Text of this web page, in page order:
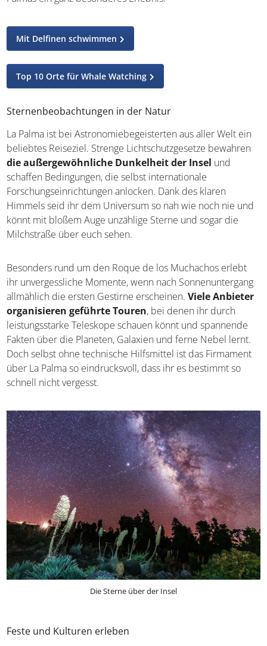
Mit Delfinen schwimmen
Top 10 Orte für Whale Watching
Sternenbeobachtungen in der Natur
La Palma ist bei Astronomiebegeisterten aus aller Welt ein
beliebtes Reiseziel. Strenge Lichtschutzgesetze bewahren
die außergewöhnliche Dunkelheit der Insel und
schaffen Bedingungen, die selbst internationale
Forschungseinrichtungen anlocken. Dank des klaren
Himmels seid ihr dem Universum so nah wie noch nie und
könnt mit bloßem Auge unzählige Sterne und sogar die
Milchstraße über euch sehen.
Besonders rund um den Roque de los Muchachos erlebt
ihr unvergessliche Momente, wenn nach Sonnenuntergang
allmählich die ersten Gestirne erscheinen.Viele Anbieter
organisieren geführte Touren, bei denen ihr durch
leistungsstarke Teleskope schauen könnt und spannende
Fakten über die Planeten, Galaxien und ferne Nebel lernt.
Doch selbst ohne technische Hilfsmittel ist das Firmament
über La Palma so eindrucksvoll, dass ihr es bestimmt so
schnell nicht vergesst.
Die Sterne über der Insel
Feste und Kulturen erleben